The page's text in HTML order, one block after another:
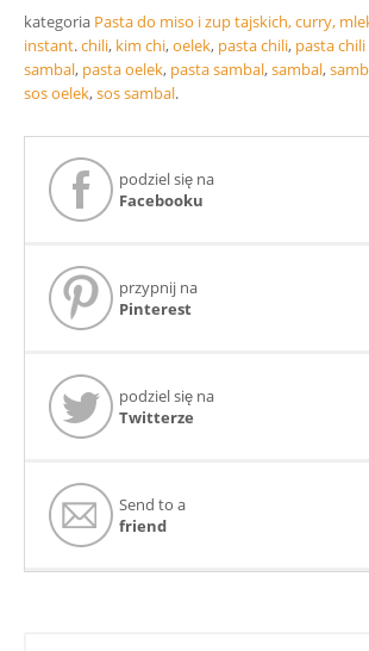
kategoria Pasta do miso i zup tajskich, curry,
instant.chili, kim chi,oelek, pasta chili, pasta
sambal, pasta oelek, pasta sambal,sambal,
sos oelek,sos sambal.
podziel się na
Facebooku
przypnij na
Pinterest
podziel się na
Twitterze
Send to a
friend